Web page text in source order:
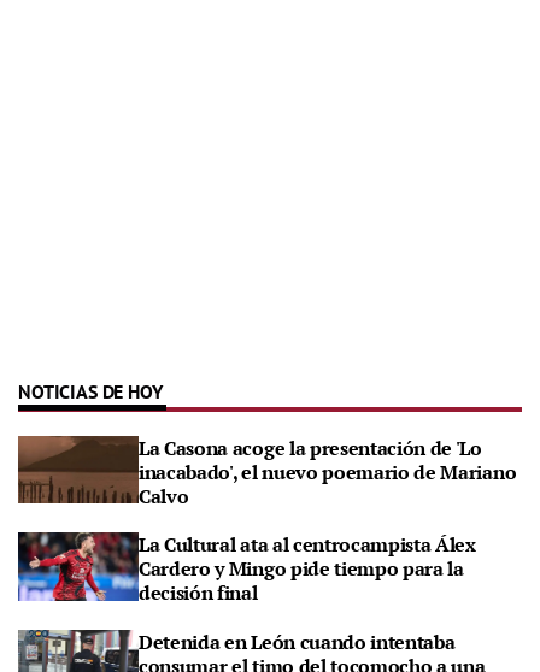
NOTICIAS DE HOY
La Casona acoge la presentación de 'Lo
inacabado', el nuevo poemario de Mariano
Calvo
La Cultural ata al centrocampista Álex
Cardero y Mingo pide tiempo para la
decisión final
Detenida en León cuando intentaba
consumar el timo del tocomocho a una